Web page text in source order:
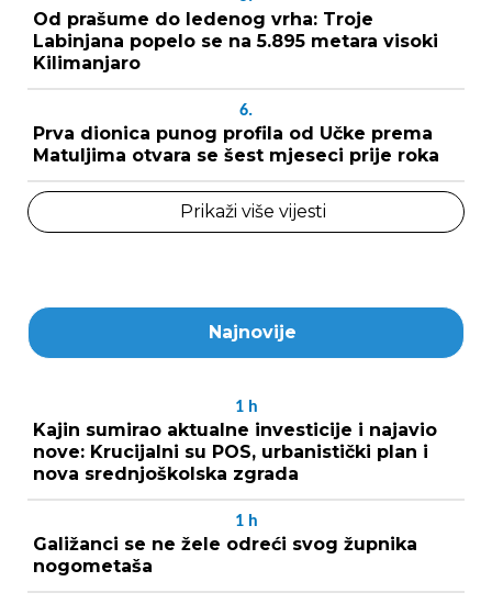
Od prašume do ledenog vrha: Troje
Labinjana popelo se na 5.895 metara visoki
Kilimanjaro
6.
Prva dionica punog profila od Učke prema
Matuljima otvara se šest mjeseci prije roka
Prikaži više vijesti
Najnovije
1 h
Kajin sumirao aktualne investicije i najavio
nove: Krucijalni su POS, urbanistički plan i
nova srednjoškolska zgrada
1 h
Galižanci se ne žele odreći svog župnika
nogometaša